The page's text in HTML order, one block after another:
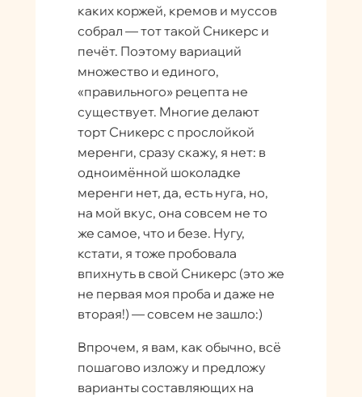
каких коржей, кремов и муссов
собрал — тот такой Сникерс и
печёт. Поэтому вариаций
множество и единого,
«правильного» рецепта не
существует. Многие делают
торт Сникерс с прослойкой
меренги, сразу скажу, я нет: в
одноимённой шоколадке
меренги нет, да, есть нуга, но,
на мой вкус, она совсем не то
же самое, что и безе. Нугу,
кстати, я тоже пробовала
впихнуть в свой Сникерс (это же
не первая моя проба и даже не
вторая!) — совсем не зашло:)
Впрочем, я вам, как обычно, всё
пошагово изложу и предложу
варианты составляющих на